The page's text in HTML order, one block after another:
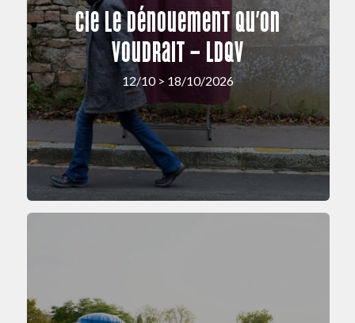
Cie Le Dénouement Qu’on
Voudrait – LDQV
12/10 > 18/10/2026